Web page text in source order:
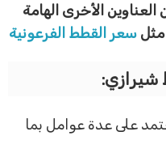
الأخرى الهامة
سعر القطط الفرعونية
على عدة عوامل بما